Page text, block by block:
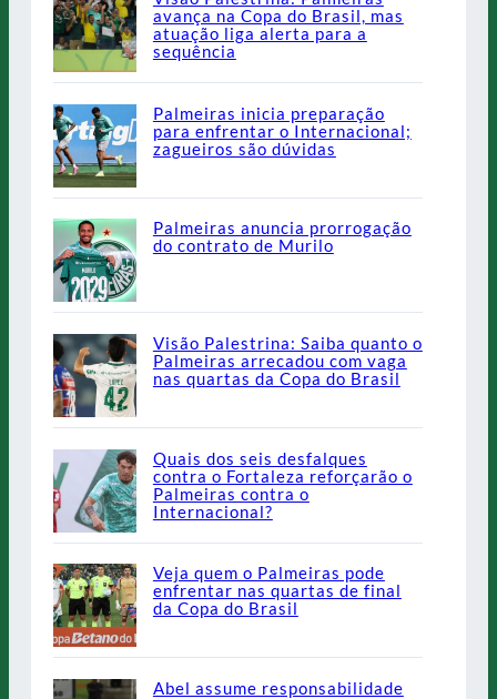
avança na Copa do Brasil, mas
atuação liga alerta para a
sequência
Palmeiras inicia preparação
para enfrentar o Internacional;
zagueiros são dúvidas
Palmeiras anuncia prorrogação
do contrato de Murilo
Visão Palestrina: Saiba quanto o
Palmeiras arrecadou com vaga
nas quartas da Copa do Brasil
Quais dos seis desfalques
contra o Fortaleza reforçarão o
Palmeiras contra o
Internacional?
Veja quem o Palmeiras pode
enfrentar nas quartas de final
da Copa do Brasil
Abel assume responsabilidade